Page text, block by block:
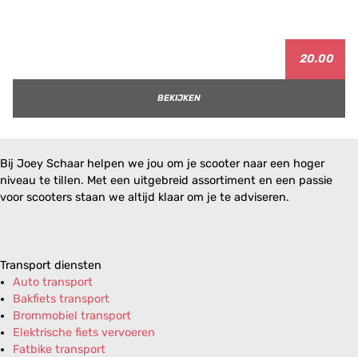
20.00
BEKIJKEN
Bij Joey Schaar helpen we jou om je scooter naar een hoger
niveau te tillen. Met een uitgebreid assortiment en een passie
voor scooters staan we altijd klaar om je te adviseren.
Transport diensten
Auto transport
Bakfiets transport
Brommobiel transport
Elektrische fiets vervoeren
Fatbike transport